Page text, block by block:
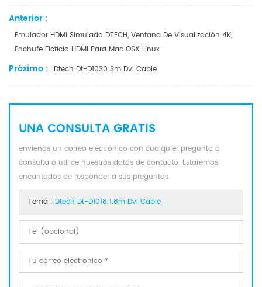
Anterior :
Emulador HDMI Simulado DTECH, Ventana De Visualización 4K,
Enchufe Ficticio HDMI Para Mac OSX Linux
Próximo : Dtech Dt-D1030 3m Dvi Cable
UNA CONSULTA GRATIS
envíenos un correo electrónico con cualquier pregunta o
consulta o utilice nuestros datos de contacto. Estaremos
encantados de responder a sus preguntas.
Tema : Dtech Dt-D1018 1.8m Dvi Cable